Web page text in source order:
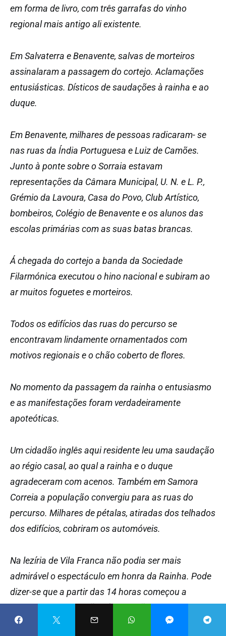
em forma de livro, com três garrafas do vinho
regional mais antigo ali existente.
Em Salvaterra e Benavente, salvas de morteiros
assinalaram a passagem do cortejo. Aclamações
entusiásticas. Dísticos de saudações à rainha e ao
duque.
Em Benavente, milhares de pessoas radicaram- se
nas ruas da Índia Portuguesa e Luiz de Camões.
Junto à ponte sobre o Sorraia estavam
representações da Câmara Municipal, U. N. e L. P.,
Grémio da Lavoura, Casa do Povo, Club Artístico,
bombeiros, Colégio de Benavente e os alunos das
escolas primárias com as suas batas brancas.
Á chegada do cortejo a banda da Sociedade
Filarmónica executou o hino nacional e subiram ao
ar muitos foguetes e morteiros.
Todos os edifícios das ruas do percurso se
encontravam lindamente ornamentados com
motivos regionais e o chão coberto de flores.
No momento da passagem da rainha o entusiasmo
e as manifestações foram verdadeiramente
apoteóticas.
Um cidadão inglês aqui residente leu uma saudação
ao régio casal, ao qual a rainha e o duque
agradeceram com acenos. Também em Samora
Correia a população convergiu para as ruas do
percurso. Milhares de pétalas, atiradas dos telhados
dos edifícios, cobriram os automóveis.
Na lezíria de Vila Franca não podia ser mais
admirável o espectáculo em honra da Rainha. Pode
dizer-se que a partir das 14 horas começou a
Santarém, de todo o Ribatejo e Alentejo. A P.V.T. viu-